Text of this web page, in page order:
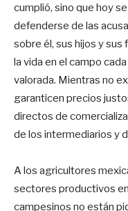
cumplió, sino que hoy
defenderse de las
sobre él, sus hijos y sus
la vida en el campo
valorada. Mientras no
garanticen precios
directos de
de los intermediarios y
A los agricultores
sectores productivos
campesinos no están